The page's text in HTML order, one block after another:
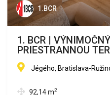
1.BCR
1. BCR |
PRIESTRANNOU
Jégého, Bratislava-
92,14m2